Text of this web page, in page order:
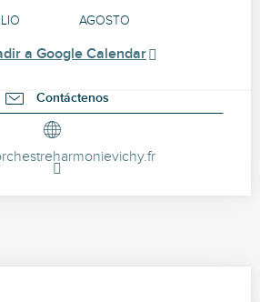
AGOSTO
a Google Calendar
Contáctenos